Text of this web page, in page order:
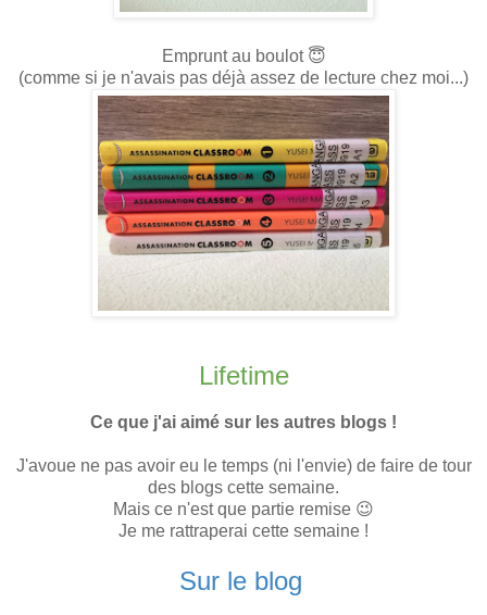
Emprunt au boulot 😇
(comme si je n'avais pas déjà assez de lecture chez moi...)
Lifetime
Ce que j'ai aimé sur les autres blogs !
J'avoue ne pas avoir eu le temps (ni l'envie) de faire de tour
des blogs cette semaine.
Mais ce n'est que partie remise 😉
Je me rattraperai cette semaine !
Sur le blog